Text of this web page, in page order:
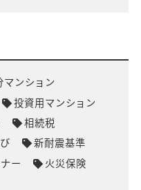
マンション
投資用マンション
相続税
新耐震基準
ー
火災保険